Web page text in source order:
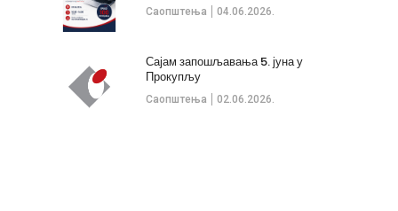
Саопштења 04.06.2026.
Саопштења 02.06.2026.
Сајам запошљавања 5. јуна у
Прокупљу